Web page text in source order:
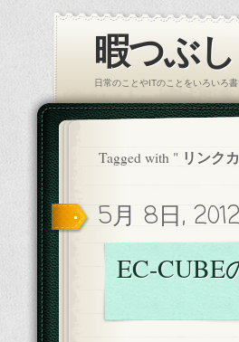
暇つぶ
日常のことやITのことをいろいろ
Tagged with " リンク
5月 8日,
EC-CUBE